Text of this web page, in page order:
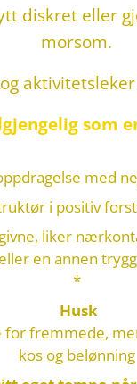
diskret eller
morsom.
som
med
i positiv
liker
en annen
*
Husk
for fremmede,
kos og belønning